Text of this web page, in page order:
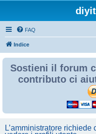
FAQ
Indice
Sostieni il forum
contributo ci
L’amministratore